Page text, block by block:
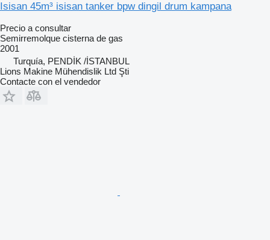
Isisan 45m³ isisan tanker bpw dingil drum kampana
Precio a consultar
Semirremolque cisterna de gas
2001
Turquía, PENDİK /İSTANBUL
Lions Makine Mühendislik Ltd Şti
Contacte con el vendedor